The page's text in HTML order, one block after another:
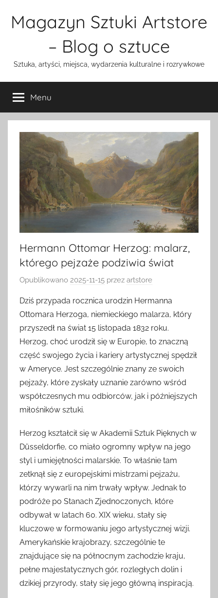
Magazyn Sztuki Artstore
– Blog o sztuce
Sztuka, artyści, miejsca, wydarzenia kulturalne i rozrywkowe
Menu
Hermann Ottomar Herzog: malarz,
którego pejzaże podziwia świat
Opublikowano 2025-11-15 przez artstore
Dziś przypada rocznica urodzin Hermanna
Ottomara Herzoga, niemieckiego malarza, który
przyszedł na świat 15 listopada 1832 roku.
Herzog, choć urodził się w Europie, to znaczną
część swojego życia i kariery artystycznej spędził
w Ameryce. Jest szczególnie znany ze swoich
pejzaży, które zyskały uznanie zarówno wśród
współczesnych mu odbiorców, jak i późniejszych
miłośników sztuki.
Herzog kształcił się w Akademii Sztuk Pięknych w
Düsseldorfie, co miało ogromny wpływ na jego
styl i umiejętności malarskie. To właśnie tam
zetknął się z europejskimi mistrzami pejzażu,
którzy wywarli na nim trwały wpływ. Jednak to
podróże po Stanach Zjednoczonych, które
odbywał w latach 60. XIX wieku, stały się
kluczowe w formowaniu jego artystycznej wizji.
Amerykańskie krajobrazy, szczególnie te
znajdujące się na północnym zachodzie kraju,
pełne majestatycznych gór, rozległych dolin i
dzikiej przyrody, stały się jego główną inspiracją.